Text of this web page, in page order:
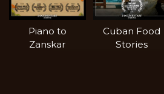
Piano to
Zanskar
Cuban Food
Stories